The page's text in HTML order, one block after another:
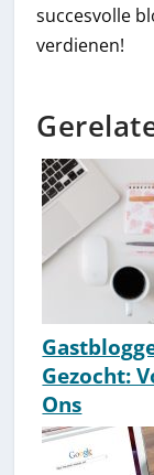
succesvolle
verdienen!
Gezocht:
Ons
[Directe